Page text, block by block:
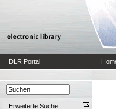
DLR Portal
Erweiterte Suche